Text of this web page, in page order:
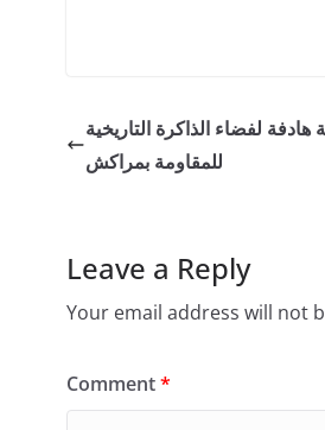
لفضاء الذاكرة التاريخية
للمقاومة بمراكش
Leave a Reply
Your email address will not
Comment*